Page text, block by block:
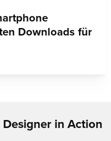
Downloads für
in Action